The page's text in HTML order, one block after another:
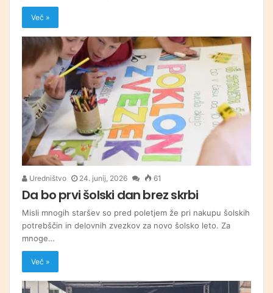
Več »
Uredništvo 24. junij, 2026 61
Da bo prvi šolski dan brez skrbi
Misli mnogih staršev so pred poletjem že pri nakupu šolskih
potrebščin in delovnih zvezkov za novo šolsko leto. Za
mnoge…
Več »